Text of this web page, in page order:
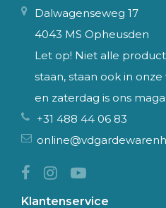
Dalwagenseweg 17
4043 MS Opheusden
Let op! Niet alle
staan, staan ook in
en zaterdag is ons
+31 488 44 06 83
Klantenservice